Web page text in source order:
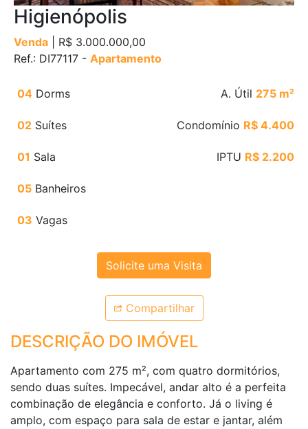
Higienópolis
Venda | R$ 3.000.000,00
Ref.: DI77117 - Apartamento
04 Dorms
02 Suítes
01 Sala
05 Banheiros
03 Vagas
A. Útil 275 m²
Condomínio R$ 4.400
IPTU R$ 2.200
Solicite uma Visita
Compartilhar
DESCRIÇÃO DO IMÓVEL
Apartamento com 275 m², com quatro dormitórios,
sendo duas suítes. Impecável, andar alto é a perfeita
combinação de elegância e conforto. Já o living é
amplo, com espaço para sala de estar e jantar, além